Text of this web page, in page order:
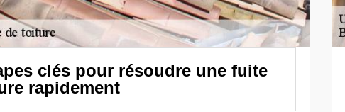
clés pour résoudre une fuite
rapidement